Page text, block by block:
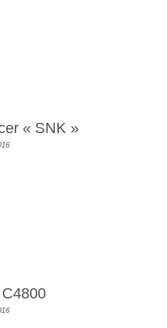
« SNK »